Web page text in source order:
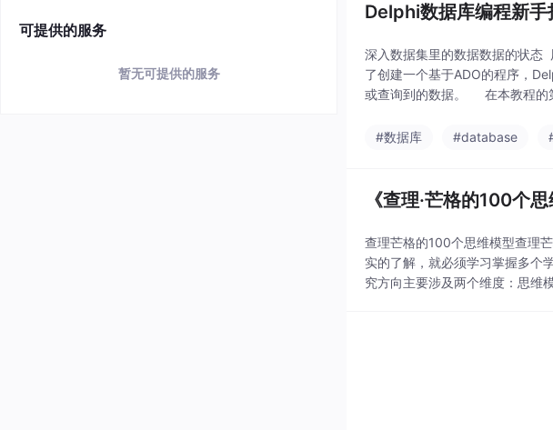
可提供的服务
暂无可提供的服务
Delphi数据库编程新手
深入数据集里的数据数据的状态
了创建一个基于ADO的程序，
或查询到的数据。 在本教程的
#数据库
#database
《查理·芒格的100个思
查理芒格的100个思维模型查理
实的了解，就必须学习掌握多个
究方向主要涉及两个维度：思维